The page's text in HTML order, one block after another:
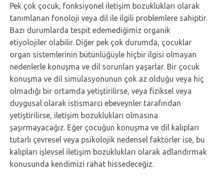
Pek çok çocuk, fonksiyonel iletişim bozuklukları olarak
tanımlanan fonoloji veya dil ile ilgili problemlere sahiptir.
Bazı durumlarda tespit edemediğimiz organik
etiyolojiler olabilir. Diğer pek çok durumda, çocuklar
organ sistemlerinin bütünlüğüyle hiçbir ilgisi olmayan
nedenlerle konuşma ve dil sorunları yaşarlar. Bir çocuk
konuşma ve dil simülasyonunun çok az olduğu veya hiç
olmadığı bir ortamda yetiştirilirse, veya fiziksel veya
duygusal olarak istismarcı ebeveynler tarafından
yetiştirilirse, iletişim bozuklukları olmasına
şaşırmayacağız. Eğer çocuğun konuşma ve dil kalıpları
tutarlı çevresel veya psikolojik nedensel faktörler ise, bu
kalıpları işlevsel iletişim bozuklukları olarak adlandırmak
konusunda kendimizi rahat hissedeceğiz.